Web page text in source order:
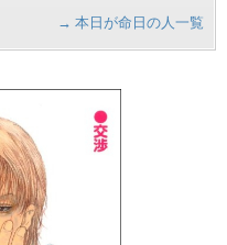
→ 本日が命日の人一覧